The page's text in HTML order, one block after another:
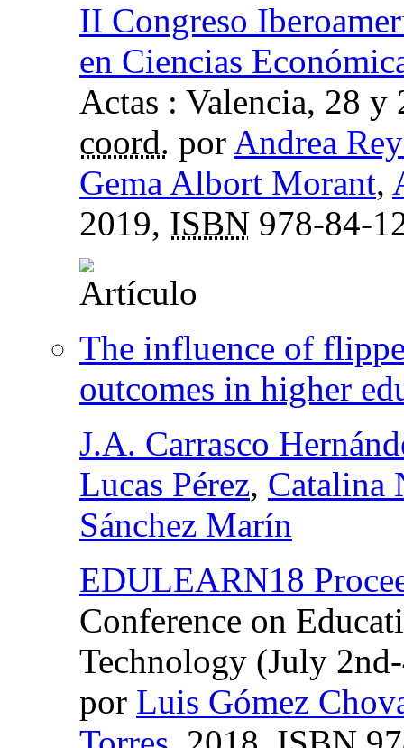
II Congreso
en Ciencias
Actas : Valencia, 28 y
coord. por Andrea
Gema Albort Morant,
2019, ISBN 978-84-
The influence of
outcomes in higher
J.A. Carrasco
Lucas Pérez, Catalina
Sánchez Marín
EDULEARN18
Conference on
Technology (July
por Luis Gómez